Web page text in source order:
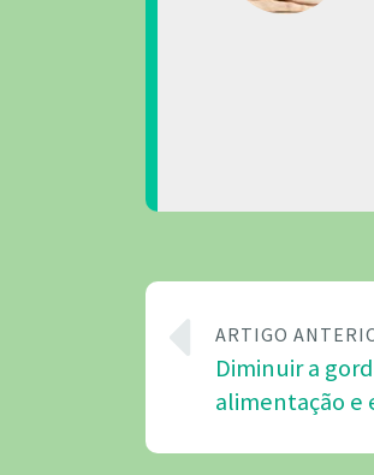
ARTIGO
Diminuir a
alimentação e